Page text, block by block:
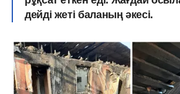
дейді жеті баланың әкесі.